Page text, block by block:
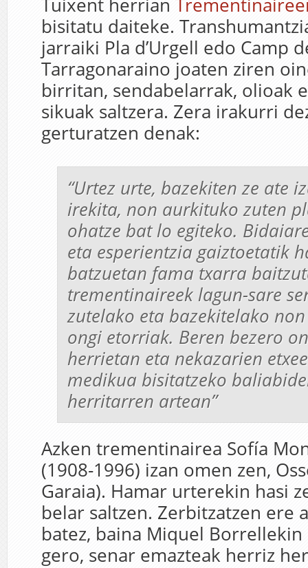
Tuixent herrian
bisitatu daiteke.
jarraiki Pla d’Urgell edo Camp
Tarragonaraino joaten ziren
birritan, sendabelarrak, olioak
sikuak saltzera. Zera irakurri
gerturatzen denak:
“Urtez urte, bazekiten ze ate
irekita, non aurkituko zuten
ohatze bat lo egiteko.
eta esperientzia gaiztoetatik
batzuetan fama txarra
trementinaireek lagun-sare
zutelako eta bazekitelako
ongi etorriak. Beren bezero
herrietan eta nekazarien
medikua bisitatzeko
herritarren artean”
Azken trementinairea Sofía
(1908-1996) izan omen zen,
Garaia). Hamar urterekin hasi
belar saltzen. Zerbitzatzen ere
batez, baina Miquel
gero, senar emazteak herriz